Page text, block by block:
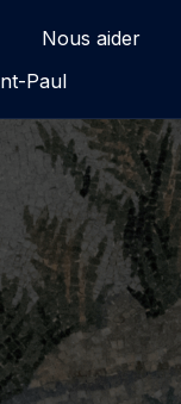
Nous aider
Paul